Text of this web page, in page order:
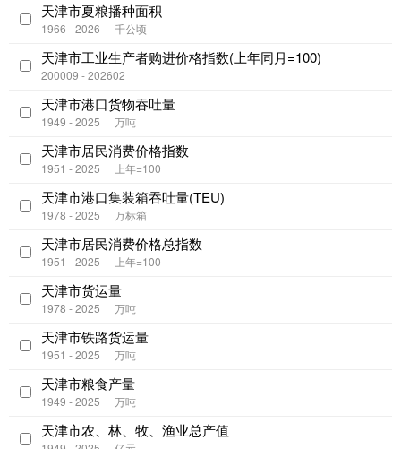
天津市夏粮播种面积
1966 - 2026 千公顷
天津市工业生产者购进价格指数(上年同月=100)
200009 - 202602
天津市港口货物吞吐量
1949 - 2025 万吨
天津市居民消费价格指数
1951 - 2025 上年=100
天津市港口集装箱吞吐量(TEU)
1978 - 2025 万标箱
天津市居民消费价格总指数
1951 - 2025 上年=100
天津市货运量
1978 - 2025 万吨
天津市铁路货运量
1951 - 2025 万吨
天津市粮食产量
1949 - 2025 万吨
天津市农、林、牧、渔业总产值